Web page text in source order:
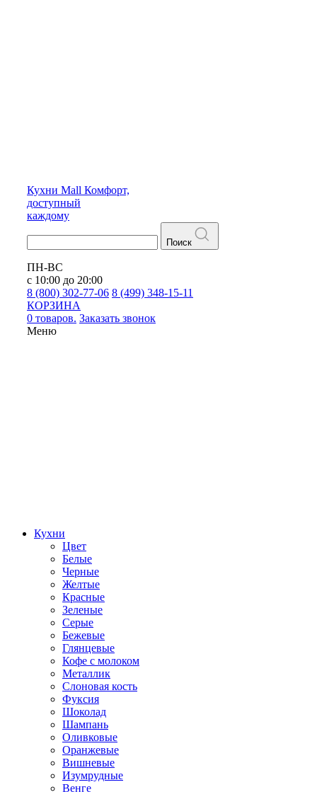
Кухни Mall Комфорт,
доступный
каждому
Поиск
ПН-ВС
с 10:00 до 20:00
8 (800) 302-77-06 8 (499) 348-15-11
КОРЗИНА
0 товаров. Заказать звонок
Меню
Кухни
Цвет
Белые
Черные
Желтые
Красные
Зеленые
Серые
Бежевые
Глянцевые
Кофе с молоком
Металлик
Слоновая кость
Фуксия
Шоколад
Шампань
Оливковые
Оранжевые
Вишневые
Изумрудные
Венге